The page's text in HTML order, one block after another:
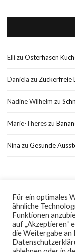
Ellizu Osterhasen
Daniela zu Zuckerfreie
Nadine Wilhelm zu
Marie-Thereszu
Nina zu Gesunde
Für ein optimales
ähnliche
Funktionen
auf „Akzeptieren“
die Weitergabe